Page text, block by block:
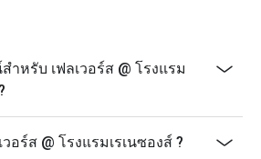
ร์-วันอาทิตย์ 12:00-16:00 น.)
ตย์ 18:00-21:00 น. / ปิดวันจันทร์-
หรับ เฟลเวอร์ส @ โรงแรม
อร์ส @ โรงแรมเรเนซองส์ ?